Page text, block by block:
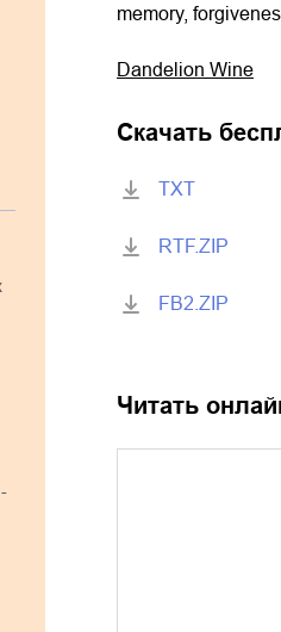
memory,
Dandelion Wine
Скачать
TXT
RTF.ZIP
FB2.ZIP
Читать